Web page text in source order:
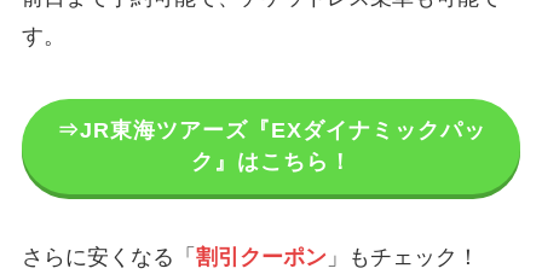
す。
⇒JR東海ツアーズ『EXダイナミックパッ
ク』はこちら！
さらに安くなる「 割引クーポン 」もチェック！